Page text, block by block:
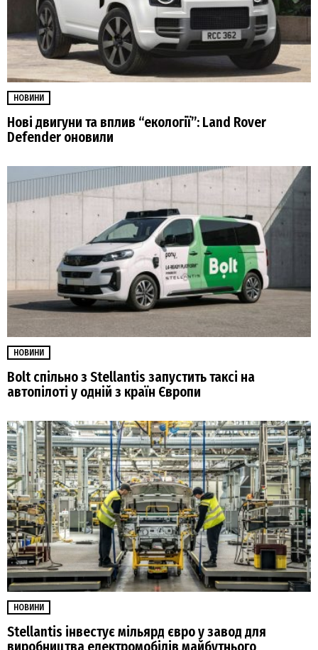
НОВИНИ
Нові двигуни та вплив “екології”: Land Rover
Defender оновили
НОВИНИ
Bolt спільно з Stellantis запустить таксі на
автопілоті у одній з країн Європи
НОВИНИ
Stellantis інвестує мільярд євро у завод для